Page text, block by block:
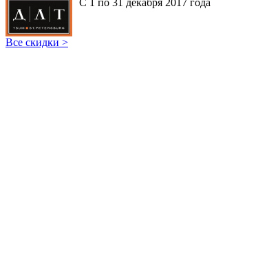
С 1 по 31 декабря 2017 года
Все скидки >